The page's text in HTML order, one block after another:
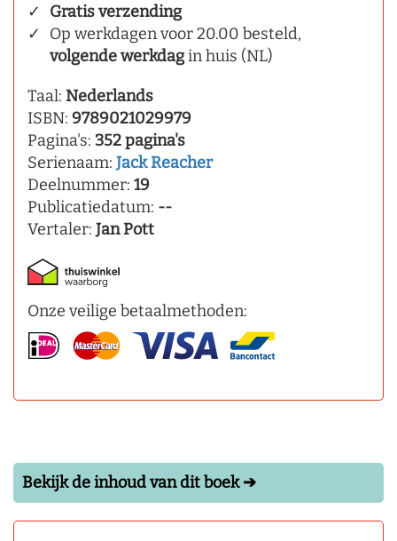
Gratis verzending
Op werkdagen voor 20.00 besteld,
volgende werkdagin huis (NL)
Taal: Nederlands
ISBN: 9789021029979
Pagina's: 352 pagina's
Serienaam: Jack Reacher
Deelnummer: 19
Publicatiedatum: --
Vertaler: Jan Pott
Onze veilige betaalmethoden:
Bekijk de inhoud van dit boek ➔